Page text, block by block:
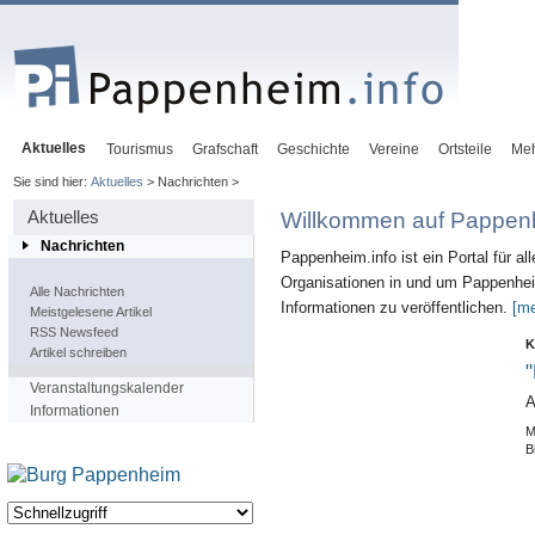
Aktuelles Tourismus Grafschaft Geschichte Vereine Ortsteile
Sie sind hier: Aktuelles > Nachrichten >
Aktuelles
Nachrichten
Alle Nachrichten
Meistgelesene Artikel
RSS Newsfeed
Artikel schreiben
Veranstaltungskalender
Informationen
Willkommen auf
Pappenheim.info ist ein Portal für
Organisationen in und um
Informationen zu veröffentlichen.